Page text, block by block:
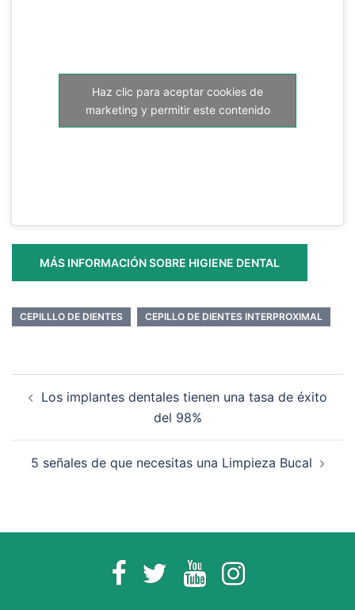
Haz clic para aceptar cookies de
marketing y permitir este contenido
MÁS INFORMACIÓN SOBRE HIGIENE DENTAL
CEPILLLO DE DIENTES CEPILLO DE DIENTES INTERPROXIMAL
de Los implantes dentales tienen una tasa de éxito
del 98%
5 señales de que necesitas una Limpieza Bucal
FacebookTwitter YouTubeInstagram